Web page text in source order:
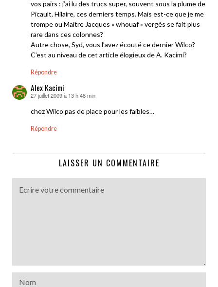
vos pairs : j’ai lu des trucs super, souvent sous la plume de
Picault, Hilaire, ces derniers temps. Mais est-ce que je me
trompe ou Maitre Jacques « whouaf » vergès se fait plus
rare dans ces colonnes?
Autre chose, Syd, vous l’avez écouté ce dernier Wilco?
C’est au niveau de cet article élogieux de A. Kacimi?
Répondre
Alex Kacimi
dit :
27 juillet 2009 à 13 h 48 min
chez Wilco pas de place pour les faibles…
Répondre
LAISSER UN COMMENTAIRE